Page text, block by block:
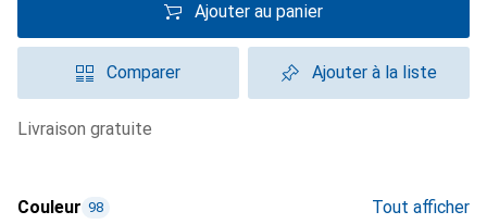
Ajouter au panier
Comparer Ajouter à la liste
livraison gratuite
Couleur 98 Tout afficher